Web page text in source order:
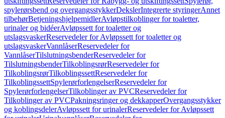
spylerørsbend og overgangsstykkerDekslerIntegrerte styringerAnnet
tilbehørBetjeningshjelpemidlerAvløpstilkoblinger for toaletter,
urinaler og bidéerAvløpssett for toaletter og
utslagsvaskerReservedeler for Avløpssett for toaletter og
utslagsvaskerVannlåserReservedeler for
VannlåserTilslutningsbenderReservedeler for
TilslutningsbenderTilkoblingsrørReservedeler for
TilkoblingsrørTilkoblingssettReservedeler for
TilkoblingssettSpylerørforlengelserReservedeler for
SpylerørforlengelserTilkoblinger av PVCReservedeler for
Tilkoblinger av PVCPakningsringer og dekkapperOvergangsstykker
og koblingsdelerAvløpssett for urinalerReservedeler for Avløpssett